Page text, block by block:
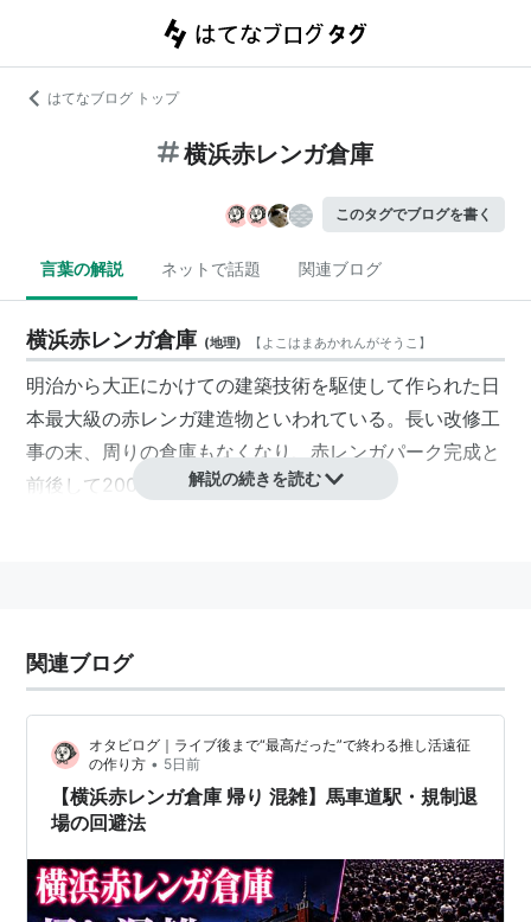
はてなブログ トップ
横浜赤レンガ倉庫
このタグでブログを書く
言葉の解説 ネットで話題 関連ブログ
横浜赤レンガ倉庫 (地理) 【よこはまあかれんがそうこ 】
明治から大正にかけての建築技術を駆使して作られた日
本最大級の赤レンガ建造物といわれている。長い改修工
事の末、周りの倉庫もなくなり、赤レンガパーク完成と
前後して2002年4月に完成。
首都高速横羽線を横浜方面へ。
「みなとみらい」または「横浜公園」下車。
横浜ベイブリッジを渡り、首都高速湾岸線を
経由して「みなとみらい」下車。
■電車
15分。
JR・市営地下鉄「関内駅」より徒歩約15分。
解説の続きを読む
関連ブログ
オタビログ｜ライブ後まで“最高だった”で終わる推し活遠征
の作り方 • 5日前
【横浜赤レンガ倉庫 帰り 混雑】馬車道駅・規制退
場の回避法